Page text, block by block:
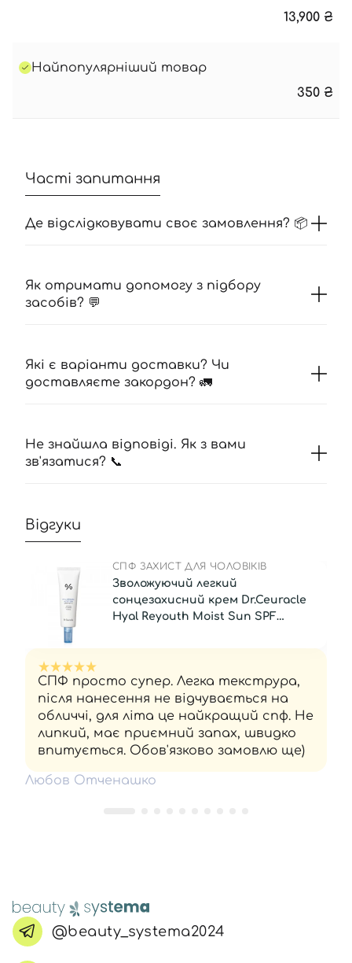
13,900 ₴
Найпопулярніший товар
350 ₴
Часті запитання
Де відслідковувати своє замовлення? 📦
Як отримати допомогу з підбору
засобів? 💬
Які є варіанти доставки? Чи
доставляєте закордон? 🚛
Не знайшла відповіді. Як з вами
зв'язатися? 📞
Відгуки
СПФ ЗАХИСТ ДЛЯ ЧОЛОВІКІВ
Зволожуючий легкий
сонцезахисний крем Dr.Ceuracle
Hyal Reyouth Moist Sun SPF
СПФ просто супер. Легка текструра,
після нанесення не відчувається на
обличчі, для літа це найкращий спф. Не
липкий, має приємний запах, швидко
впитується. Обов'язково замовлю ще)
Любов Отченашко
@beauty_systema2024